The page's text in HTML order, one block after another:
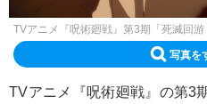
TVアニメ『呪術廻戦』第3期「死滅回
写真を
TVアニメ『呪術廻戦』の第3